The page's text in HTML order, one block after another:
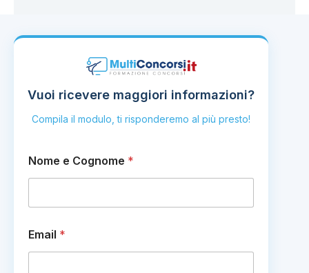
Vuoi ricevere maggiori informazioni?
Compila il modulo, ti risponderemo al più presto!
Nome e Cognome *
Email *